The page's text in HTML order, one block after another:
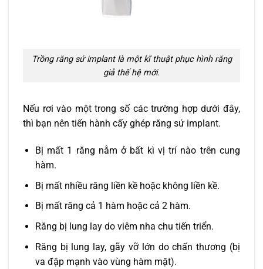
Trồng răng sứ implant là một kĩ thuật phục hình răng
giả thế hệ mới.
Nếu rơi vào một trong số các trường hợp dưới đây,
thì bạn nên tiến hành cấy ghép răng sứ implant.
Bị mất 1 răng nằm ở bất kì vị trí nào trên cung
hàm.
Bị mất nhiều răng liền kề hoặc không liền kề.
Bị mất răng cả 1 hàm hoặc cả 2 hàm.
Răng bị lung lay do viêm nha chu tiến triển.
Răng bị lung lay, gãy vỡ lớn do chấn thương (bị
va đập mạnh vào vùng hàm mặt).